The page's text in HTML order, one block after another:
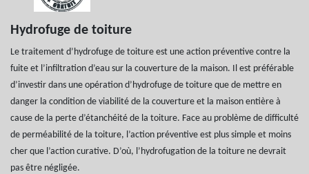
Hydrofuge de toiture
Le traitement d’hydrofuge de toiture est une action préventive contre la
fuite et l’infiltration d’eau sur la couverture de la maison. Il est préférable
d’investir dans une opération d’hydrofuge de toiture que de mettre en
danger la condition de viabilité de la couverture et la maison entière à
cause de la perte d’étanchéité de la toiture. Face au problème de difficulté
de perméabilité de la toiture, l’action préventive est plus simple et moins
cher que l’action curative. D’où, l’hydrofugation de la toiture ne devrait
pas être négligée.